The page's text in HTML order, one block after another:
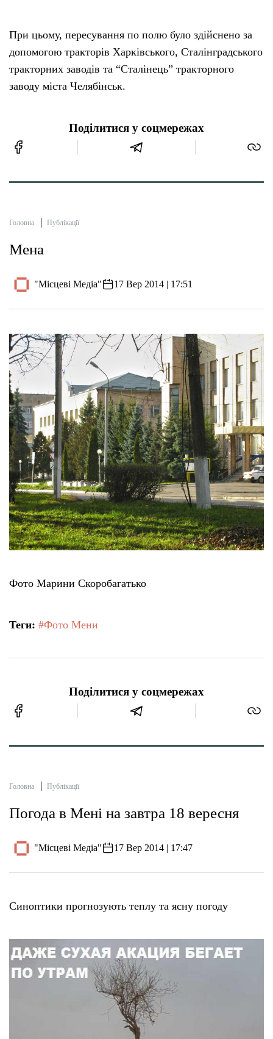
При цьому, пересування по полю було здійснено за
допомогою тракторів Харківського, Сталінградського
тракторних заводів та “Сталінець” тракторного
заводу міста Челябінськ.
Поділитися у соцмережах
Головна Публікації
Мена
"Місцеві Медіа" 17 Вер 2014 | 17:51
Фото Марини Скоробагатько
Теги: #Фото Мени
Поділитися у соцмережах
Головна Публікації
Погода в Мені на завтра 18 вересня
"Місцеві Медіа" 17 Вер 2014 | 17:47
Синоптики прогнозують теплу та ясну погоду